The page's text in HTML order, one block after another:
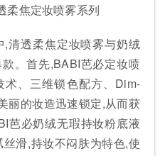
柔焦定妆喷雾系列
清透柔焦定妆喷雾与奶绒
。首先,BABI芭必定妆喷
、三维锁色配方、Dim-
丽的妆造迅速锁定,从而获
芭必奶绒无瑕持妆粉底液
滑,持妆不闷肤为特色,使